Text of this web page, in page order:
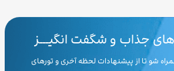
جذاب و شگفت انگیـــز
شو تا از پیشنهادات لحظه آخری و تورهای